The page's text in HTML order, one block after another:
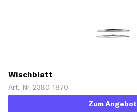
Wischblatt
Art.-Nr. 2380-1870
Zum Angebot